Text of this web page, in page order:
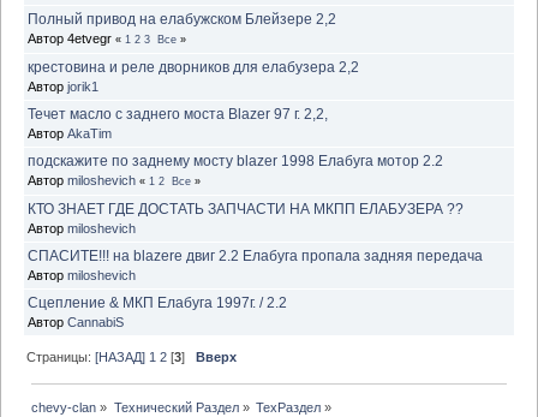
Полный привод на елабужском Блейзере 2,2
Автор 4etvegr « 1 2 3 Все »
крестовина и реле дворников для елабузера 2,2
Автор jorik1
Течет масло с заднего моста Blazer 97 г. 2,2,
Автор AkaTim
подскажите по заднему мосту blazer 1998 Елабуга мотор 2.2
Автор miloshevich « 1 2 Все »
КТО ЗНАЕТ ГДЕ ДОСТАТЬ ЗАПЧАСТИ НА МКПП ЕЛАБУЗЕРА ??
Автор miloshevich
СПАСИТЕ!!! на blazere двиг 2.2 Елабуга пропала задняя передача
Автор miloshevich
Сцепление & МКП Елабуга 1997г. / 2.2
Автор CannabiS
Страницы:[НАЗАД] 1 2 [3]Вверх
chevy-clan » Технический Раздел» ТехРаздел»